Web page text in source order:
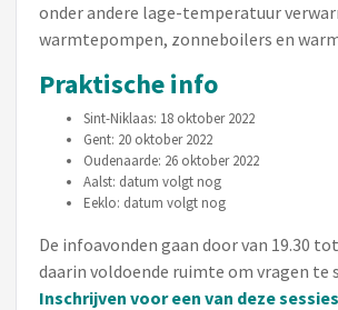
onder andere lage-temperatuur
warmtepompen, zonneboilers en
Praktische info
Sint-Niklaas: 18 oktober 2022
Gent: 20 oktober 2022
Oudenaarde: 26 oktober 2022
Aalst: datum volgt nog
Eeklo: datum volgt nog
De infoavonden gaan door van 19.30
daarin voldoende ruimte om vragen te
Inschrijven voor een van deze